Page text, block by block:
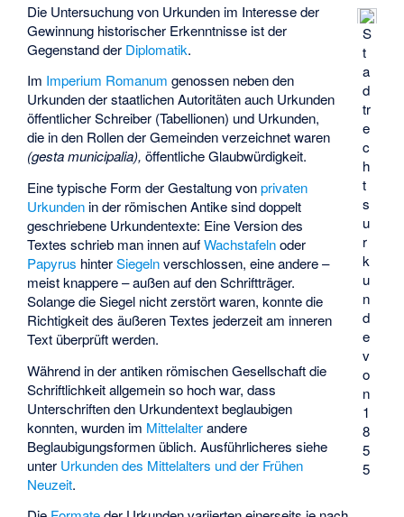
S
t
a
d
tr
e
c
h
t
s
u
r
k
u
n
d
e
v
o
n
1
8
5
5
Die Untersuchung von Urkunden im Interesse der
Gewinnung historischer Erkenntnisse ist der
Gegenstand der Diplomatik.
Im Imperium Romanum genossen neben den
Urkunden der staatlichen Autoritäten auch Urkunden
öffentlicher Schreiber (Tabellionen) und Urkunden,
die in den Rollen der Gemeinden verzeichnet waren
(gesta municipalia), öffentliche Glaubwürdigkeit.
Eine typische Form der Gestaltung vonprivaten
Urkunden in der römischen Antike sind doppelt
geschriebene Urkundentexte: Eine Version des
Textes schrieb man innen aufWachstafelnoder
Papyrus hinterSiegelnverschlossen, eine andere –
meist knappere – außen auf den Schriftträger.
Solange die Siegel nicht zerstört waren, konnte die
Richtigkeit des äußeren Textes jederzeit am inneren
Text überprüft werden.
Während in der antiken römischen Gesellschaft die
Schriftlichkeit allgemein so hoch war, dass
Unterschriften den Urkundentext beglaubigen
konnten, wurden im Mittelalterandere
Beglaubigungsformen üblich. Ausführlicheres siehe
unter Urkunden des Mittelalters und der Frühen
Neuzeit.